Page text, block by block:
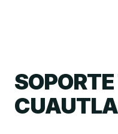
CUAUTLA